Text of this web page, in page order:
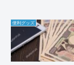
便利グッズ